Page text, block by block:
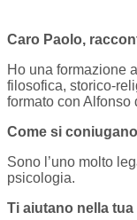
Caro Paolo,
Ho una formazione
filosofica, storico-
formato con Alfonso
Come si
Sono l’uno molto
psicologia.
Ti aiutano nella